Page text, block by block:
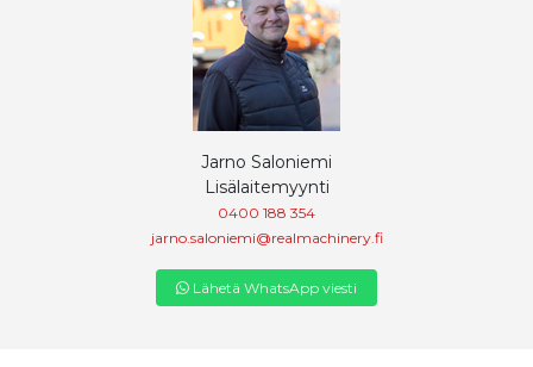
Jarno Saloniemi
Lisälaitemyynti
0400 188 354
jarno.saloniemi@realmachinery.fi
Lähetä WhatsApp viesti